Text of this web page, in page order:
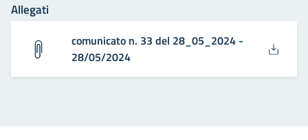
Allegati
comunicato n. 33 del 28_05_2024 -
28/05/2024